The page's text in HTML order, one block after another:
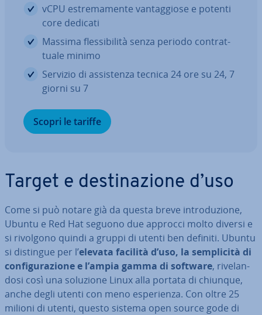
vCPU estre­ma­men­te van­tag­gio­se e potenti
core dedicati
Massima fles­si­bi­li­tà senza periodo con­trat­
tua­le minimo
Servizio di as­si­sten­za tecnica 24 ore su 24, 7
giorni su 7
Scopri le tariffe
Target e de­sti­na­zio­ne d’uso
Come si può notare già da questa breve in­tro­du­zio­ne,
Ubuntu e Red Hat seguono due approcci molto diversi e
si rivolgono quindi a gruppi di utenti ben definiti. Ubuntu
si distingue per l’elevata facilità d’uso, la sem­pli­ci­tà di
con­fi­gu­ra­zio­ne e l’ampia gamma di software, ri­ve­lan­
do­si così una soluzione Linux alla portata di chiunque,
anche degli utenti con meno espe­rien­za. Con oltre 25
milioni di utenti, questo sistema open source gode di